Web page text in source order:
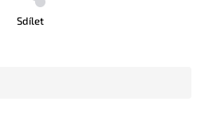
Sdílet